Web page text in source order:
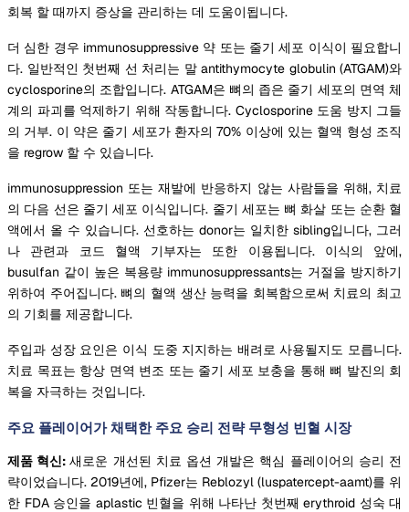
회복 할 때까지 증상을 관리하는 데 도움이됩니다.
더 심한 경우 immunosuppressive 약 또는 줄기 세포 이식이 필요합니
다. 일반적인 첫번째 선 처리는 말 antithymocyte globulin (ATGAM)와
cyclosporine의 조합입니다. ATGAM은 뼈의 좁은 줄기 세포의 면역 체
계의 파괴를 억제하기 위해 작동합니다. Cyclosporine 도움 방지 그들
의 거부. 이 약은 줄기 세포가 환자의 70% 이상에 있는 혈액 형성 조직
을 regrow 할 수 있습니다.
immunosuppression 또는 재발에 반응하지 않는 사람들을 위해, 치료
의 다음 선은 줄기 세포 이식입니다. 줄기 세포는 뼈 화살 또는 순환 혈
액에서 올 수 있습니다. 선호하는 donor는 일치한 sibling입니다, 그러
나 관련과 코드 혈액 기부자는 또한 이용됩니다. 이식의 앞에,
busulfan 같이 높은 복용량 immunosuppressants는 거절을 방지하기
위하여 주어집니다. 뼈의 혈액 생산 능력을 회복함으로써 치료의 최고
의 기회를 제공합니다.
주입과 성장 요인은 이식 도중 지지하는 배려로 사용될지도 모릅니다.
치료 목표는 항상 면역 변조 또는 줄기 세포 보충을 통해 뼈 발진의 회
복을 자극하는 것입니다.
주요 플레이어가 채택한 주요 승리 전략 무형성 빈혈 시장
제품 혁신:새로운 개선된 치료 옵션 개발은 핵심 플레이어의 승리 전
략이었습니다. 2019년에, Pfizer는 Reblozyl (luspatercept-aamt)를 위
한 FDA 승인을 aplastic 빈혈을 위해 나타난 첫번째 erythroid 성숙 대